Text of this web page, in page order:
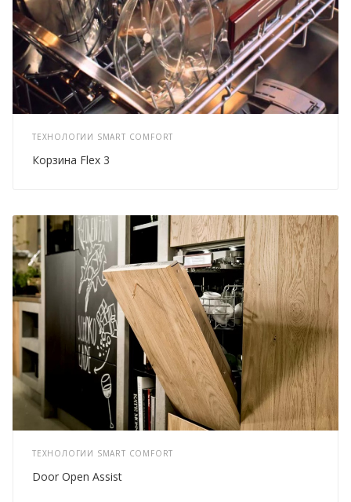
ТЕХНОЛОГИИ SMART COMFORT
Корзина Flex 3
ТЕХНОЛОГИИ SMART COMFORT
Door Open Assist